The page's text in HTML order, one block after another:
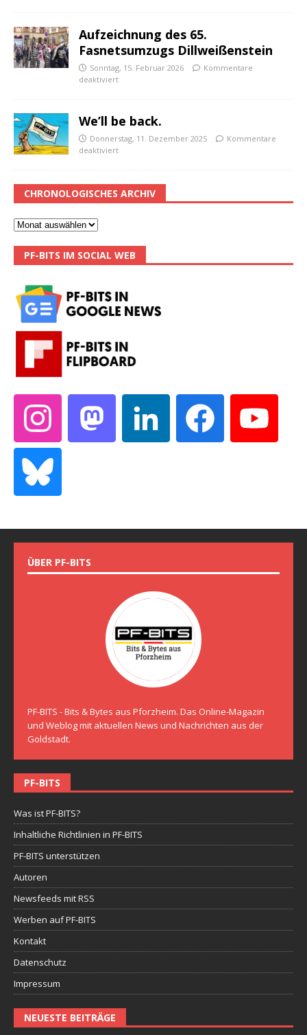
Aufzeichnung des 65.
Fasnetsumzugs Dillweißenstein
Sonntag, 15. Februar 2026
Kommentare
deaktiviert
We’ll be back.
Donnerstag, 11. Dezember 2025
Kommentare
deaktiviert
CHRONOLOGISCHES ARCHIV
PF-BITS IM SOCIAL WEB
ÜBER PF-BITS
PF-BITS - Bits & Bytes aus Pforzheim. Das Online-Magazin
und Weblog mit aktuellen News und Nachrichten aus der
Goldstadt.
PF-BITS
Was ist PF-BITS?
Inhaltliche Richtlinien in PF-BITS
PF-BITS unterstützen
Autoren
Newsfeeds mit RSS
Werben auf PF-BITS
Kontakt
Datenschutz
Impressum
NEUESTE BEITRÄGE